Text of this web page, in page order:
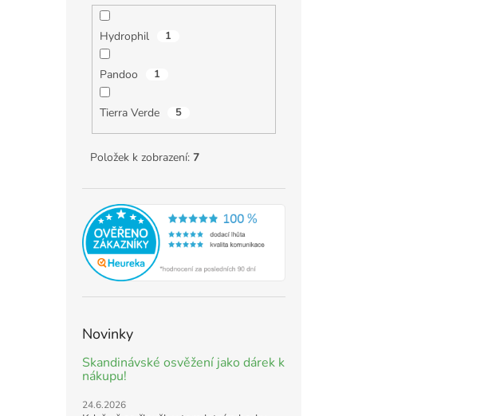
Hydrophil 1
Pandoo 1
Tierra Verde 5
Položek k zobrazení: 7
Novinky
Skandinávské osvěžení jako dárek k
nákupu!
24.6.2026